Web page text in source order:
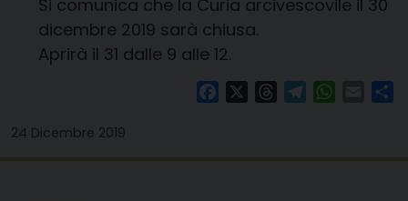
Si comunica che la Curia arcivescovile il 30
dicembre 2019 sarà chiusa.
Aprirà il 31 dalle 9 alle 12.
FacebookThreadsTelegram Email
24 Dicembre 2019